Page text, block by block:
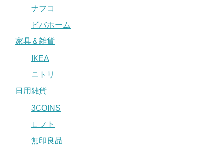
ナフコ
ビバホーム
家具＆雑貨
IKEA
ニトリ
日用雑貨
3COINS
ロフト
無印良品